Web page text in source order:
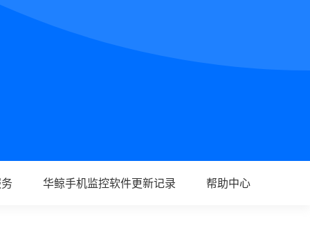
华鲸手机监控软件更新记录 帮助中心